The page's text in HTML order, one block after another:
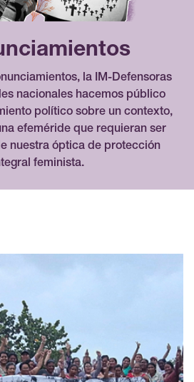
la IM-Defensoras
nacionales hacemos público
político sobre un contexto,
efeméride que requieran ser
nuestra óptica de protección
feminista.